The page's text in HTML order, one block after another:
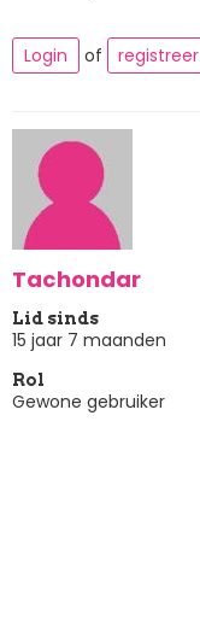
Login of registreer
Tachondar
Lid sinds
15 jaar 7 maanden
Rol
Gewone gebruiker